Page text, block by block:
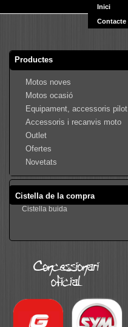
Inici
Contacte
Productes
Motos noves
Motos ocasió
Equipament, accessoris pilot
Accessoris i recanvis moto
Outlet
Ofertes
Novetats
Cistella de la compra
Cistella buida